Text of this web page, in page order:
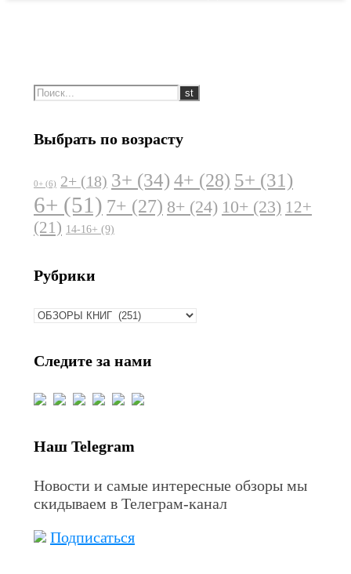
Выбрать по возрасту
0+ (6) 2+ (18) 3+ (34) 4+ (28) 5+ (31)
6+ (51) 7+ (27) 8+ (24) 10+ (23) 12+
(21) 14-16+ (9)
Рубрики
Рубрики
Следите за нами
Наш Telegram
Новости и самые интересные обзоры мы
скидываем в Телеграм-канал
Подписаться